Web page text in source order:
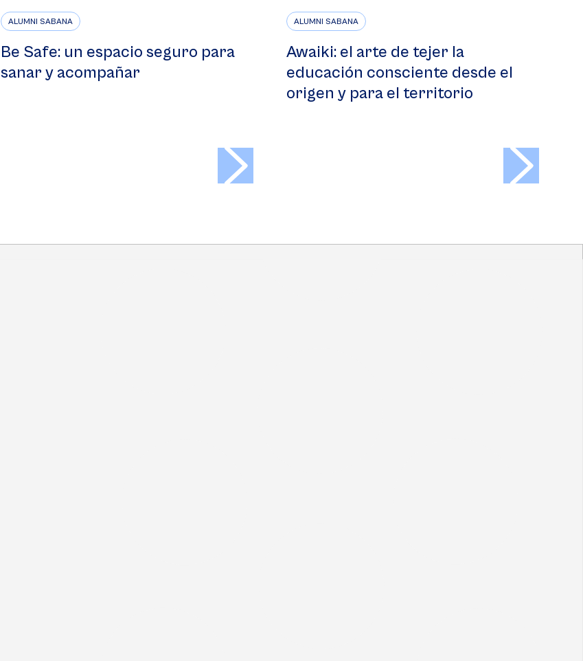
ALUMNI SABANA
Be Safe: un espacio seguro para
sanar y acompañar
ALUMNI SABANA
Awaiki: el arte de tejer la
educación consciente desde el
origen y para el territorio